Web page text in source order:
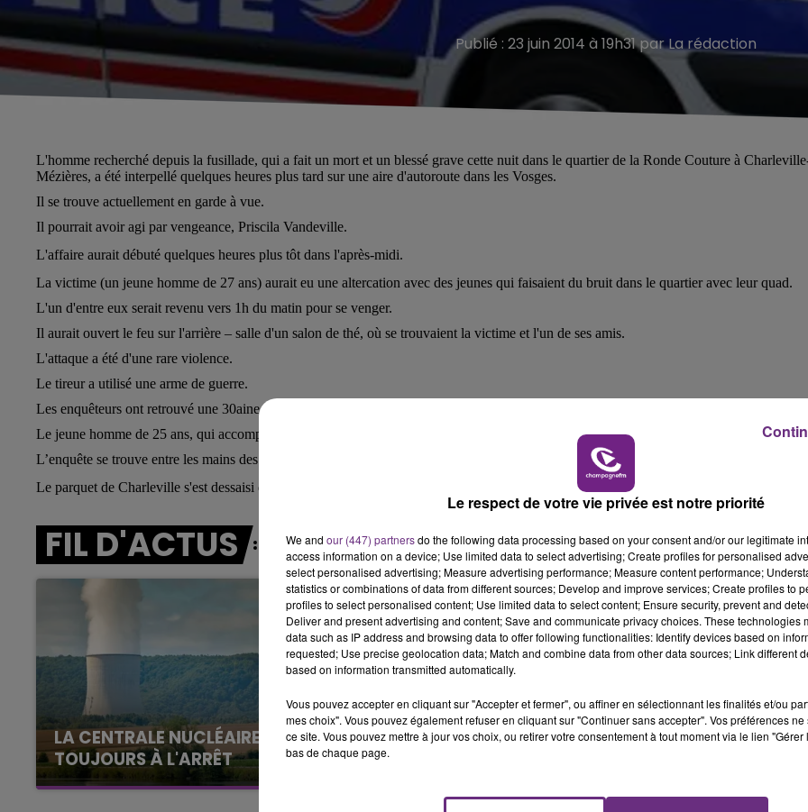
10h00 - 14h00
LE TICKET DE CAISSE
14h00 - 15h00
LA RADIO POP
Publié : 23 juin 2014 à 19h31 par La rédaction
L'homme recherché depuis la fusillade, qui a fait un mort et un blessé grave cette nuit dans le quartier de la Ronde Couture à
Mézières, a été interpellé quelques heures plus tard sur une aire d'autoroute dans les Vosges.
Il se trouve actuellement en garde à vue.
Il pourrait avoir agi par vengeance, Priscila Vandeville.
L'affaire aurait débuté quelques heures plus tôt dans l'après-midi.
La victime (un jeune homme de 27 ans) aurait eu une altercation avec des jeunes qui faisaient du bruit dans le quartier avec leur quad.
L'un d'entre eux serait revenu vers 1h du matin pour se venger.
Il aurait ouvert le feu sur l'arrière – salle d'un salon de thé, où se trouvaient la victime et l'un de ses amis.
L'attaque a été d'une rare violence.
Le tireur a utilisé une arme de guerre.
Les enquêteurs ont retrouvé une 30aine de douilles de pistolet-mitrailleur au sol.
Le jeune homme de 25 ans, qui accompagnait la victime, a été touché aux membres inférieurs mais ses jours ne sont pas en danger».
L’enquête se trouve entre les mains des hommes du SRPJ de Reims.
Le parquet de Charleville s'est dessaisi du dossier au profit du pôle judiciaire de Reims.
FIL D'ACTUS
LA CENTRALE NUCLÉAIRE DE CHOOZ
TOUJOURS À L'ARRÊT
Cela fait déjà une semaine que la centrale
LE MAGASIN JOUÉCLUB DE REIMS FERME
rémois. Le magasin JouéClub est contraint de
Le respect de votre vie privée est notre priorité
We and our (447) partnersdo the following data processing based on your consent and/or our legitimate
access information on a device; Use limited data to select advertising; Create profiles for personalised
select personalised advertising; Measure advertising performance; Measure content performance;
statistics or combinations of data from different sources; Develop and improve services; Create profiles to
profiles to select personalised content; Use limited data to select content; Ensure security, prevent and
Deliver and present advertising and content; Save and communicate privacy choices. These technologies
data such as IP address and browsing data to offer following functionalities: Identify devices based on
requested; Use precise geolocation data; Match and combine data from other data sources; Link different
based on information transmitted automatically.
Vous pouvez accepter en cliquant sur "Accepter et fermer", ou affiner en sélectionnant les finalités et/ou
mes choix". Vous pouvez également refuser en cliquant sur "Continuer sans accepter". Vos préférences
ce site. Vous pouvez mettre à jour vos choix, ou retirer votre consentement à tout moment via le lien
bas de chaque page.